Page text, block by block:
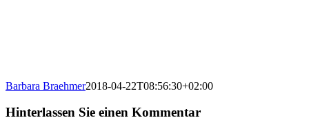
Barbara Braehmer2018-04-22T08:56:30+02:00
Hinterlassen Sie einen Kommentar